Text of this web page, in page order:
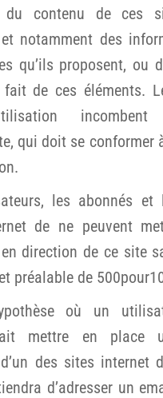
du contenu de ces
et notamment des
qu’ils proposent, ou
fait de ces éléments.
qui doit se conformer
les abonnés et
de ne peuvent
direction de ce site
préalable de
où un
mettre en place
des sites internet
d’adresser un